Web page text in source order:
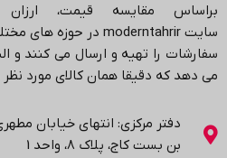
براساس مقایسه قیمت،
سایتmoderntahrir در حوزه های
سفارشات را تهیه و ارسال می کنند و
می دهد که دقیقا همان کالای مورد
دفتر مرکزی: انتهاي خیابان
بن بست کاج، پلاک ۸، واحد 1